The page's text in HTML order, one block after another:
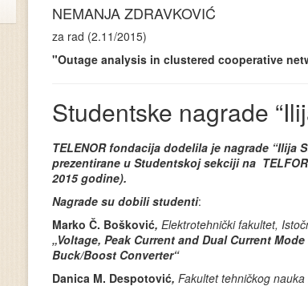
NEMANJA ZDRAVKOVIĆ
za rad (2.11/2015)
"Outage analysis in clustered cooperative
Studentske nagrade
TELENOR fondacija dodelila je nagrade “Ilija
prezentirane u Studentskoj sekciji na
2015 godine).
Nagrade su dobili studenti:
Marko Č. Bošković, Elektrotehnički fakultet,
„Voltage, Peak Current and Dual Current
Buck/Boost Converter“
Danica M. Despotović, Fakultet tehničkog